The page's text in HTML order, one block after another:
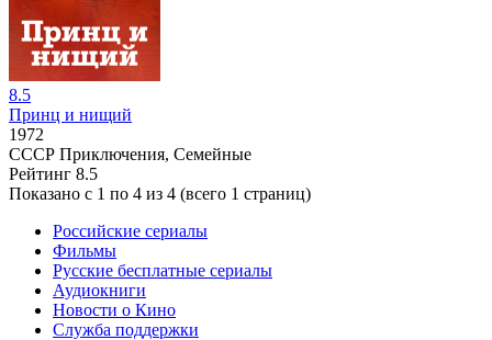
8.5
Принц и нищий
1972
СССР Приключения, Семейные
Рейтинг 8.5
Показано с 1 по 4 из 4 (всего 1 страниц)
Российские сериалы
Фильмы
Русские бесплатные сериалы
Аудиокниги
Новости о Кино
Служба поддержки